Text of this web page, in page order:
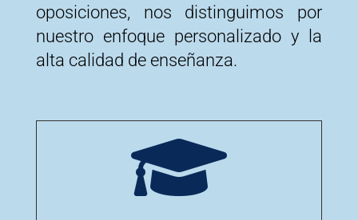
oposiciones, nos distinguimos por
nuestro enfoque personalizado y la
alta calidad de enseñanza.
